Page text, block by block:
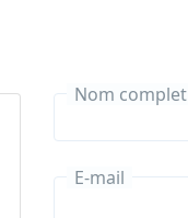
Nom complet
E-mail